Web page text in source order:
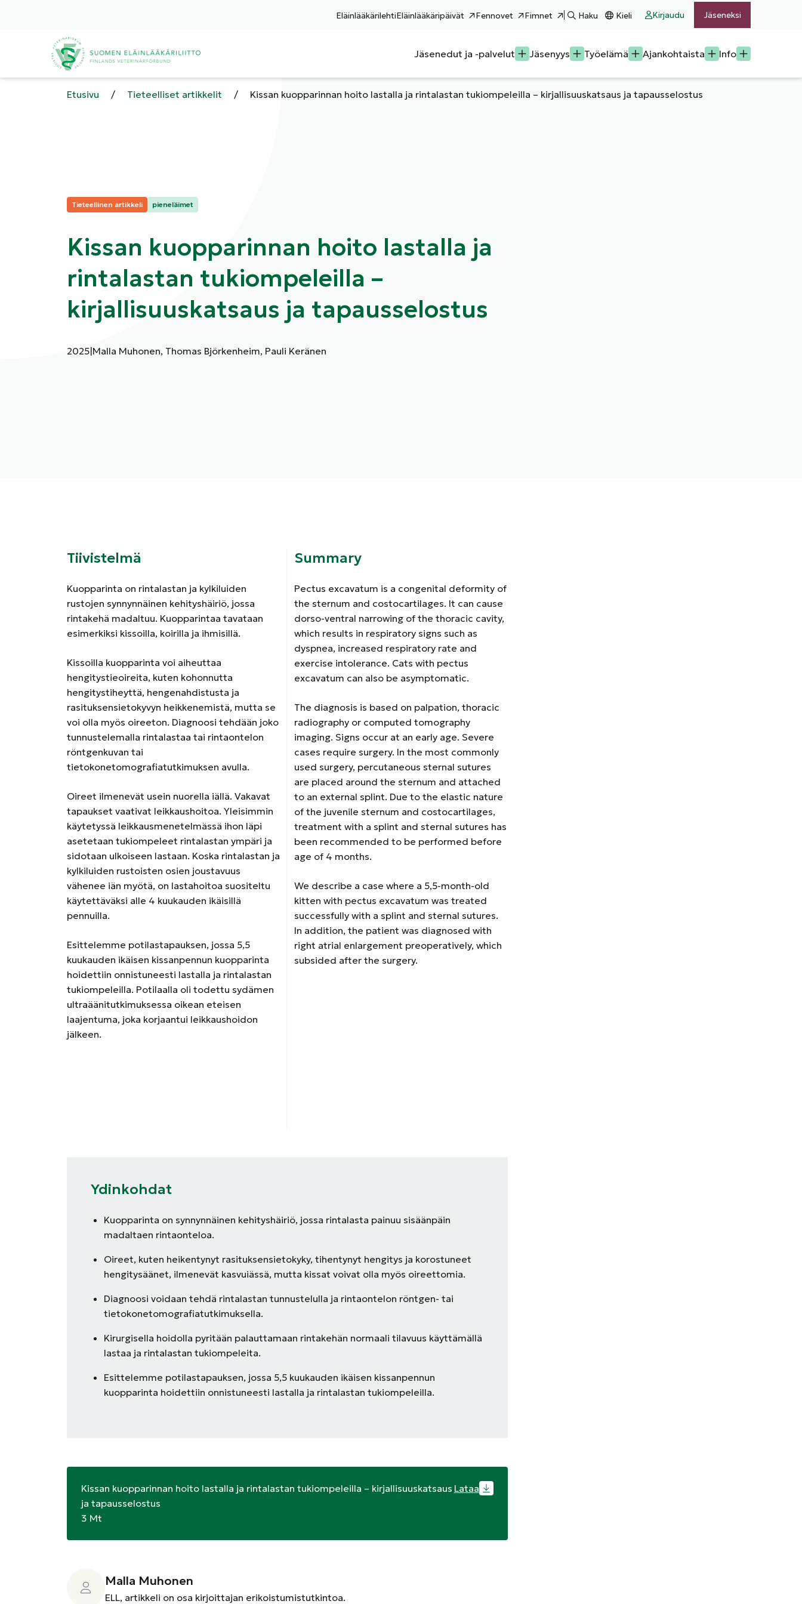
EläinlääkärilehtiEläinlääkäripäivät Fennovet Fimnet Haku Kieli Kirjaudu Jäseneksi
Jäsenedut ja -palvelut Jäsenyys Työelämä Ajankohtaista Info
Etusivu / Tieteelliset artikkelit / Kissan kuopparinnan hoito lastalla ja rintalastan tukiompeleilla – kirjallisuuskatsaus ja tapausselostus
Kategoriat:
Tieteellinen artikkeli pieneläimet
Kissan kuopparinnan hoito lastalla ja
rintalastan tukiompeleilla –
kirjallisuuskatsaus ja tapausselostus
Julkaisuvuosi:
2025|Kirjoittajat:
Malla Muhonen, Thomas Björkenheim, Pauli Keränen
Tiivistelmä
Kuopparinta on rintalastan ja kylkiluiden
rustojen synnynnäinen kehityshäiriö, jossa
rintakehä madaltuu. Kuopparintaa tavataan
esimerkiksi kissoilla, koirilla ja ihmisillä.
Kissoilla kuopparinta voi aiheuttaa
hengitystieoireita, kuten kohonnutta
hengitystiheyttä, hengenahdistusta ja
rasituksensietokyvyn heikkenemistä, mutta se
voi olla myös oireeton. Diagnoosi tehdään joko
tunnustelemalla rintalastaa tai rintaontelon
röntgenkuvan tai
tietokonetomografiatutkimuksen avulla.
Oireet ilmenevät usein nuorella iällä. Vakavat
tapaukset vaativat leikkaushoitoa. Yleisimmin
käytetyssä leikkausmenetelmässä ihon läpi
asetetaan tukiompeleet rintalastan ympäri ja
sidotaan ulkoiseen lastaan. Koska rintalastan ja
kylkiluiden rustoisten osien joustavuus
vähenee iän myötä, on lastahoitoa suositeltu
käytettäväksi alle 4 kuukauden ikäisillä
pennuilla.
Esittelemme potilastapauksen, jossa 5,5
kuukauden ikäisen kissanpennun kuopparinta
hoidettiin onnistuneesti lastalla ja rintalastan
tukiompeleilla. Potilaalla oli todettu sydämen
ultraäänitutkimuksessa oikean eteisen
laajentuma, joka korjaantui leikkaushoidon
jälkeen.
Summary
Pectus excavatum is a congenital deformity of
the sternum and costocartilages. It can cause
dorso-ventral narrowing of the thoracic cavity,
which results in respiratory signs such as
dyspnea, increased respiratory rate and
exercise intolerance. Cats with pectus
excavatum can also be asymptomatic.
The diagnosis is based on palpation, thoracic
radiography or computed tomography
imaging. Signs occur at an early age. Severe
cases require surgery. In the most commonly
used surgery, percutaneous sternal sutures
are placed around the sternum and attached
to an external splint. Due to the elastic nature
of the juvenile sternum and costocartilages,
treatment with a splint and sternal sutures has
been recommended to be performed before
age of 4 months.
We describe a case where a 5,5-month-old
kitten with pectus excavatum was treated
successfully with a splint and sternal sutures.
In addition, the patient was diagnosed with
right atrial enlargement preoperatively, which
subsided after the surgery.
Ydinkohdat
Kuopparinta on synnynnäinen kehityshäiriö, jossa rintalasta painuu sisäänpäin
madaltaen rintaonteloa.
Oireet, kuten heikentynyt rasituksensietokyky, tihentynyt hengitys ja korostuneet
hengitysäänet, ilmenevät kasvuiässä, mutta kissat voivat olla myös oireettomia.
Diagnoosi voidaan tehdä rintalastan tunnustelulla ja rintaontelon röntgen- tai
tietokonetomografiatutkimuksella.
Kirurgisella hoidolla pyritään palauttamaan rintakehän normaali tilavuus käyttämällä
lastaa ja rintalastan tukiompeleita.
Esittelemme potilastapauksen, jossa 5,5 kuukauden ikäisen kissanpennun
kuopparinta hoidettiin onnistuneesti lastalla ja rintalastan tukiompeleilla.
Kissan kuopparinnan hoito lastalla ja rintalastan tukiompeleilla – kirjallisuuskatsaus
ja tapausselostus
3 Mt
Lataa
Malla Muhonen
ELL, artikkeli on osa kirjoittajan erikoistumistutkintoa.